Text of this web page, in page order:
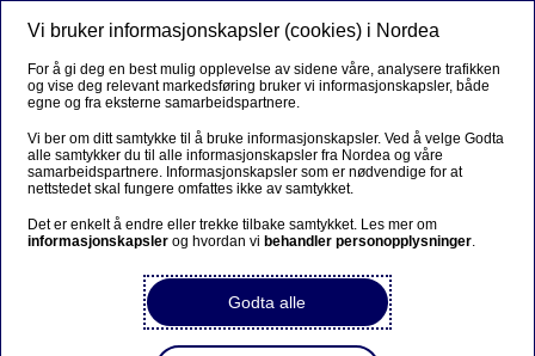
Vi bruker informasjonskapsler (cookies) i Nordea
For å gi deg en best mulig opplevelse av sidene våre, analysere trafikken
og vise deg relevant markedsføring bruker vi informasjonskapsler, både
egne og fra eksterne samarbeidspartnere.
Vi ber om ditt samtykke til å bruke informasjonskapsler. Ved å velge Godta
alle samtykker du til alle informasjonskapsler fra Nordea og våre
samarbeidspartnere. Informasjonskapsler som er nødvendige for at
nettstedet skal fungere omfattes ikke av samtykket.
Det er enkelt å endre eller trekke tilbake samtykket. Les mer om
informasjonskapsler og hvordan vi behandler personopplysninger.
Godta alle